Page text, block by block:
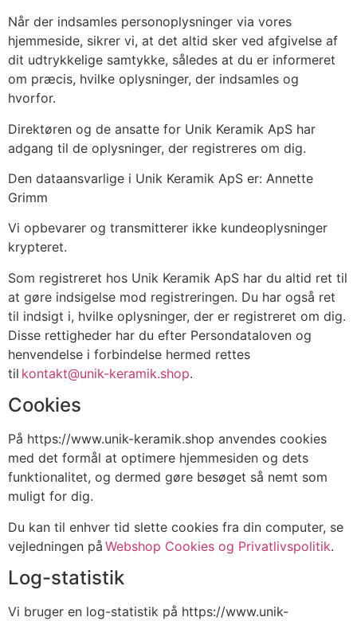
Når der indsamles personoplysninger via vores
hjemmeside, sikrer vi, at det altid sker ved afgivelse af
dit udtrykkelige samtykke, således at du er informeret
om præcis, hvilke oplysninger, der indsamles og
hvorfor.
Direktøren og de ansatte for Unik Keramik ApS har
adgang til de oplysninger, der registreres om dig.
Den dataansvarlige i Unik Keramik ApS er: Annette
Grimm
Vi opbevarer og transmitterer ikke kundeoplysninger
krypteret.
Som registreret hos Unik Keramik ApS har du altid ret til
at gøre indsigelse mod registreringen. Du har også ret
til indsigt i, hvilke oplysninger, der er registreret om dig.
Disse rettigheder har du efter Persondataloven og
henvendelse i forbindelse hermed rettes
til kontakt@unik-keramik.shop.
Cookies
På https://www.unik-keramik.shop anvendes cookies
med det formål at optimere hjemmesiden og dets
funktionalitet, og dermed gøre besøget så nemt som
muligt for dig.
Du kan til enhver tid slette cookies fra din computer, se
vejledningen på Webshop Cookies og Privatlivspolitik.
Log-statistik
Vi bruger en log-statistik på https://www.unik-